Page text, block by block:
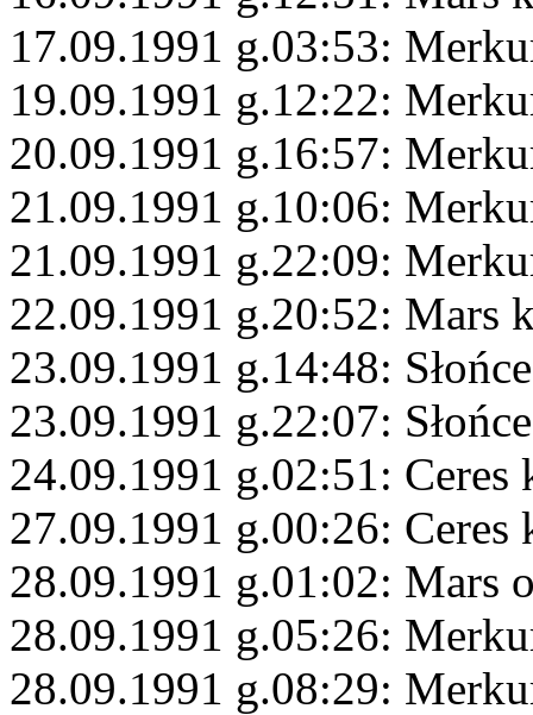
17.09.1991 g.03:53:
19.09.1991 g.12:22:
20.09.1991 g.16:57:
21.09.1991 g.10:06:
21.09.1991 g.22:09:
22.09.1991 g.20:52: Mars
23.09.1991 g.14:48:
23.09.1991 g.22:07:
24.09.1991 g.02:51:
27.09.1991 g.00:26:
28.09.1991 g.01:02: Mars
28.09.1991 g.05:26:
28.09.1991 g.08:29: